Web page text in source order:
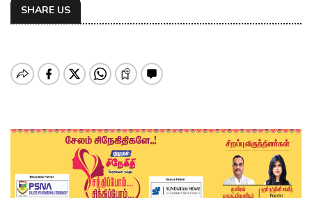
SHARE US